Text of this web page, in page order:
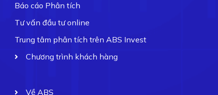
Báo cáo Phân tích
Tư vấn đầu tư online
Trung tâm phân tích trên ABS Invest
Chương trình khách hàng
Về ABS